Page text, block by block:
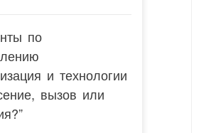
по
и технологии
вызов или